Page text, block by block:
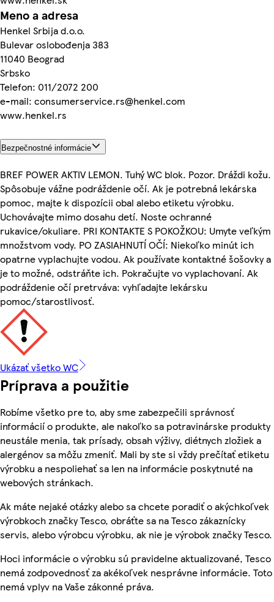
Meno a adresa
Henkel Srbija d.o.o.
Bulevar oslobođenja 383
11040 Beograd
Srbsko
Telefon: 011/2072 200
e-mail: consumerservice.rs@henkel.com
www.henkel.rs
Bezpečnostné informácie
BREF POWER AKTIV LEMON. Tuhý WC blok. Pozor. Dráždi kožu.
Spôsobuje vážne podráždenie očí. Ak je potrebná lekárska
pomoc, majte k dispozícii obal alebo etiketu výrobku.
Uchovávajte mimo dosahu detí. Noste ochranné
rukavice/okuliare. PRI KONTAKTE S POKOŽKOU: Umyte veľkým
množstvom vody. PO ZASIAHNUTÍ OČÍ: Niekoľko minút ich
opatrne vyplachujte vodou. Ak používate kontaktné šošovky a
je to možné, odstráňte ich. Pokračujte vo vyplachovaní. Ak
podráždenie očí pretrváva: vyhľadajte lekársku
pomoc/starostlivosť.
Ukázať všetko WC
Príprava a použitie
Robíme všetko pre to, aby sme zabezpečili správnosť
informácií o produkte, ale nakoľko sa potravinárske produkty
neustále menia, tak prísady, obsah výživy, diétnych zložiek a
alergénov sa môžu zmeniť. Mali by ste si vždy prečítať etiketu
výrobku a nespoliehať sa len na informácie poskytnuté na
webových stránkach.
Ak máte nejaké otázky alebo sa chcete poradiť o akýchkoľvek
výrobkoch značky Tesco, obráťte sa na Tesco zákaznícky
servis, alebo výrobcu výrobku, ak nie je výrobok značky Tesco.
Hoci informácie o výrobku sú pravidelne aktualizované, Tesco
nemá zodpovednosť za akékoľvek nesprávne informácie. Toto
nemá vplyv na Vaše zákonné práva.